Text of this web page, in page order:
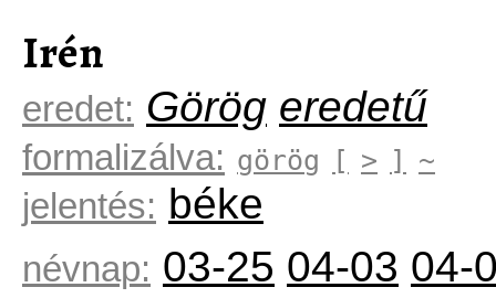
Irén
eredet: Görög eredetű
formalizálva: görög [ > ] ~
jelentés: béke
névnap: 03-25 04-03 04-